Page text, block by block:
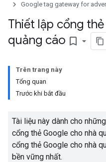
Google tag gateway for
Thiết lập cổng
quảng cáo bookmark_border
Trên trang này
Tổng quan
Trước khi bắt đầu
Tài liệu này dành cho
cổng thẻ Google cho nhà
cổng thẻ Google cho nhà
bền vững nhất.